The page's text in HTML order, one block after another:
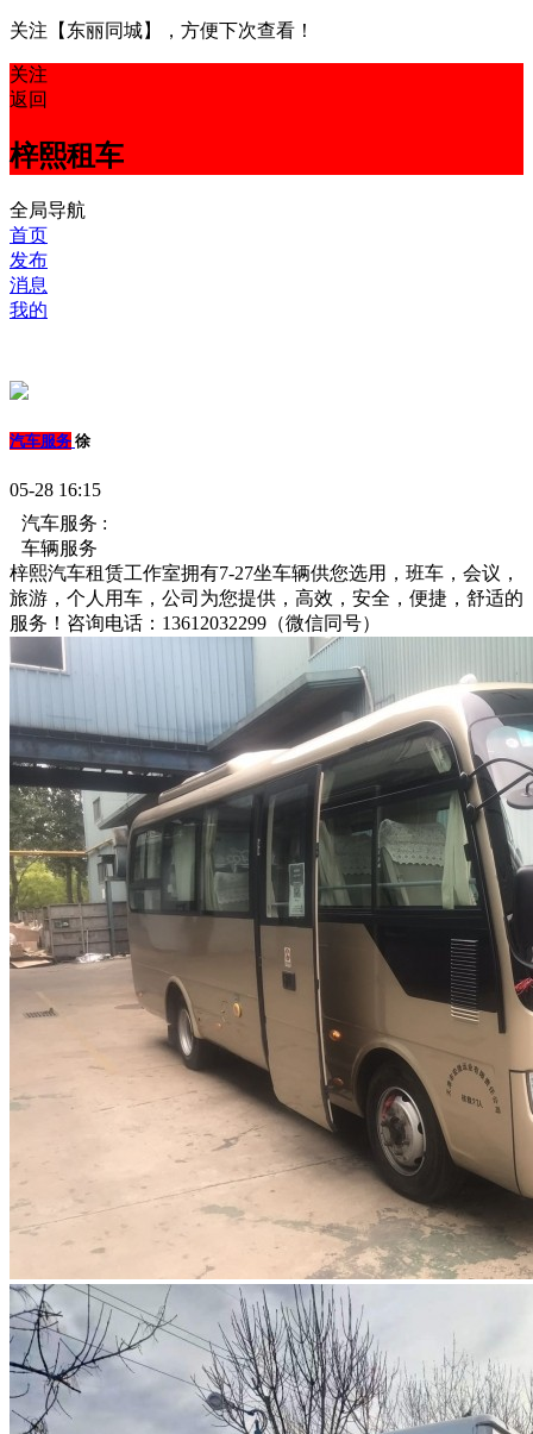
关注【东丽同城】，方便下次查看！
关注
返回
梓熙租车
全局导航
首页
发布
消息
我的
汽车服务 徐
05-28 16:15
汽车服务 :
车辆服务
梓熙汽车租赁工作室拥有7-27坐车辆供您选用，班车，会议，
旅游，个人用车，公司为您提供，高效，安全，便捷，舒适的
服务！咨询电话：13612032299（微信同号）